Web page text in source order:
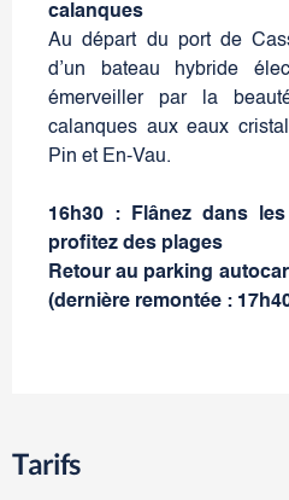
calanques
Au départ du port de
d’un bateau hybride
émerveiller par la
calanques aux eaux
Pin et En-Vau.
16h30 : Flânez dans
profitez des plages
Retour au parking
(dernière remontée :
Tarifs